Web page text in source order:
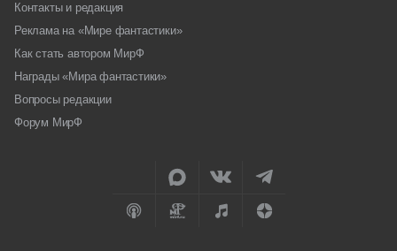
Контакты и редакция
Реклама на «Мире фантастики»
Как стать автором МирФ
Награды «Мира фантастики»
Вопросы редакции
Форум МирФ